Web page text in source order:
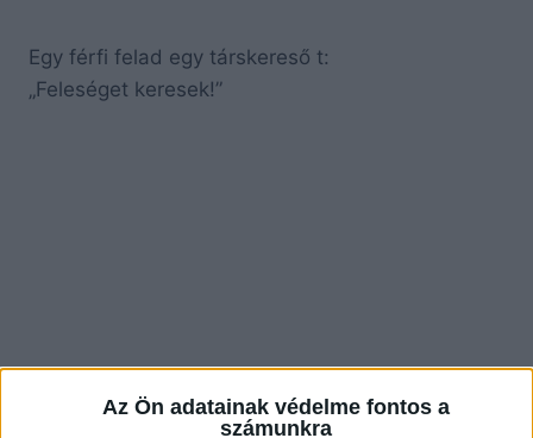
Az Ön adatainak védelme fontos a
számunkra
Egy férfi felad egy társkereső t:
„Feleséget keresek!”